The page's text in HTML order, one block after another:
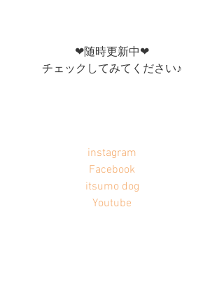
❤︎随時更新中❤︎
チェックしてみてください♪
instagram
Facebook
itsumo dog
Youtube